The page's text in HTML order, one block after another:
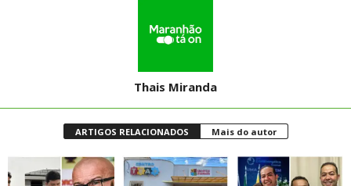
Thais Miranda
ARTIGOS RELACIONADOS Mais do autor